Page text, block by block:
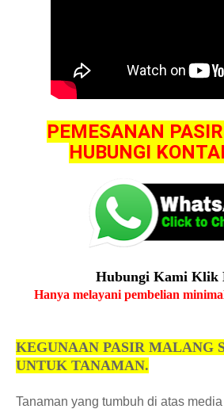
PEMESANAN
HUBUNGI
Hubungi Kami Klik
Hanya melayani pembelian
KEGUNAAN PASIR MALANG
UNTUK TANAMAN.
Tanaman yang tumbuh di atas